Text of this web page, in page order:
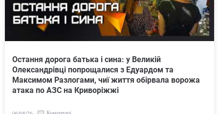
Остання дорога батька і сина: у Великій
Олександрівці попрощалися з Едуардом та
Максимом Разлогами, чиї життя обірвала ворожа
атака по АЗС на Криворіжжі